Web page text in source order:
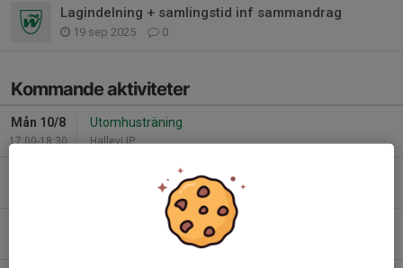
Lagindelning + samlingstid inf sammandrag
19 sep 2025 0
Kommande aktiviteter
Mån 10/8
17:00-18:30
Utomhusträning
Hallevi IP
Utomhusträning
Sammandrag P2017 Fotbollens Dag Hallevi
Hallevi Konstgräsplan